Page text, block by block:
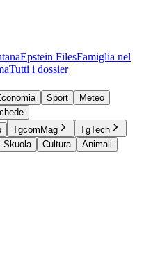
Epstein FilesFamiglia nel
Tutti i dossier
Sport
Meteo
TgcomMag
TgTech
Skuola Cultura
Animali